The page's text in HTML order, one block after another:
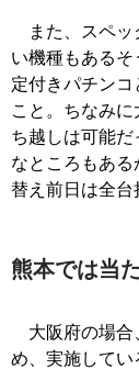
また、スペッ
い機種もある
定付きパチン
こと。ちなみ
ち越しは可能
なところもあ
替え前日は全台
熊本では当
大阪府の場合
め、実施してい